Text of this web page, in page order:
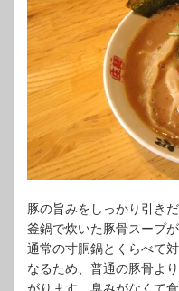
豚の旨みをしっかり引き
釜鍋で炊いた豚骨スープ
通常の寸胴鍋とくらべて
なるため、普通の豚骨よ